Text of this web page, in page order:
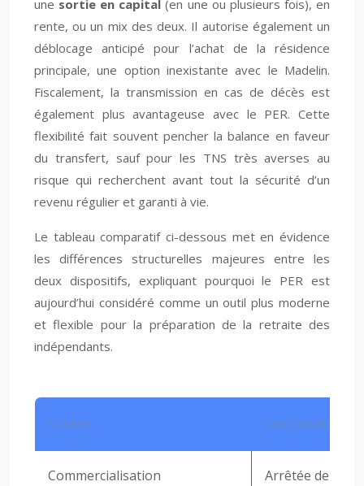
une sortie en capital (en une ou plusieurs fois), en
rente, ou un mix des deux. Il autorise également un
déblocage anticipé pour l’achat de la résidence
principale, une option inexistante avec le Madelin.
Fiscalement, la transmission en cas de décès est
également plus avantageuse avec le PER. Cette
flexibilité fait souvent pencher la balance en faveur
du transfert, sauf pour les TNS très averses au
risque qui recherchent avant tout la sécurité d’un
revenu régulier et garanti à vie.
Le tableau comparatif ci-dessous met en évidence
les différences structurelles majeures entre les
deux dispositifs, expliquant pourquoi le PER est
aujourd’hui considéré comme un outil plus moderne
et flexible pour la préparation de la retraite des
indépendants.
Critère Contrat Madelin
Commercialisation Arrêtée depuis